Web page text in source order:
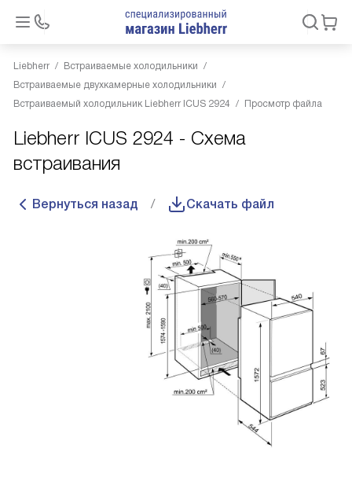
Liebherr
Встраиваемые холодильники
Встраиваемые двухкамерные холодильники
Встраиваемый холодильник Liebherr ICUS 2924
Просмотр файла
Liebherr ICUS 2924 - Схема
встраивания
Вернуться назад Скачать файл